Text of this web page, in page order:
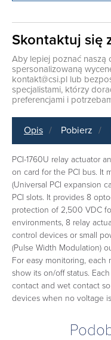
Skontaktuj się
Aby lepiej poznać naszą
spersonalizowaną
kontakt@csi.pl lub
specjalistami, którzy
preferencjami i
Opis Pobierz
PCI-1760U relay actuator
on card for the PCI bus. It
(Universal PCI expansion
PCI slots. It provides 8
protection of 2,500 VDC
environments, 8 relay
control devices or small
(Pulse Width Modulation)
For easy monitoring,
show its on/off status.
contact and wet contact
devices when no voltage